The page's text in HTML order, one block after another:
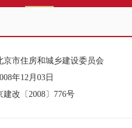
京市住房和城乡建设委员会
年12月03日
建改〔2008〕776号